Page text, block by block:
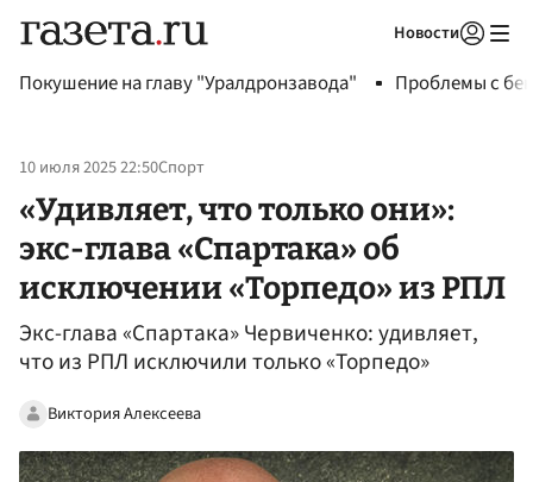
Новости
Покушение на главу "Уралдронзавода" Проблемы с
10 июля 2025 22:50Спорт
«Удивляет, что только они»:
экс-глава «Спартака» об
исключении «Торпедо» из РПЛ
Экс-глава «Спартака» Червиченко: удивляет,
что из РПЛ исключили только «Торпедо»
Виктория Алексеева